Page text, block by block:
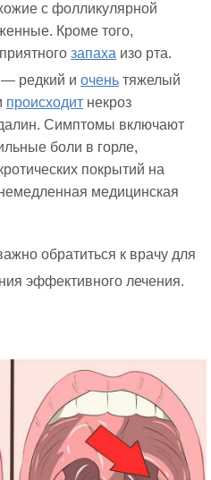
с фолликулярной
Кроме того,
запаха изо рта.
— редкий и очень тяжелый
происходит некроз
Симптомы включают
боли в горле,
покрытий на
медицинская
обратиться к врачу для
эффективного лечения.